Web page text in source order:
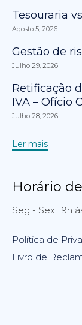
Tesouraria
Agosto 5, 2026
Gestão de
Julho 29, 2026
Retificação
IVA – Ofício
Julho 28, 2026
Ler mais
Horário
Seg - Sex : 9h
Política de
Livro de